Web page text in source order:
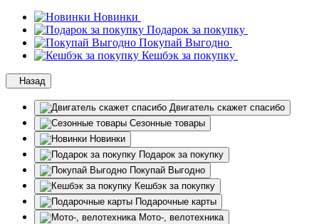
Новинки
Подарок за покупку
Покупай Выгодно
Кешбэк за покупку
Назад
Двигатель скажет спасибо
Сезонные товары
Новинки
Подарок за покупку
Покупай Выгодно
Кешбэк за покупку
Подарочные карты
Мото-, велотехника